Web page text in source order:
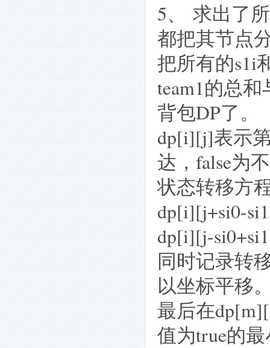
5、 求出了
都把其节点
把所有的s1i
team1的总和
背包DP了。
dp[i][j]表示
达， false为
状态转移方
dp[i][j+si0-
dp[i][j-
同时记录转
以坐标平移
最后在
值为true的